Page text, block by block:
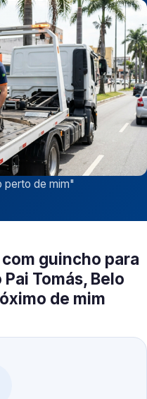
perto de mim"
guincho para
Tomás, Belo
de mim